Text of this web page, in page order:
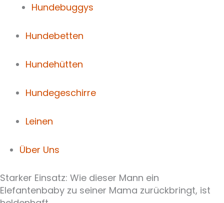
Hundebuggys
Hundebetten
Hundehütten
Hundegeschirre
Leinen
Über Uns
Starker Einsatz: Wie dieser Mann ein
Elefantenbaby zu seiner Mama zurückbringt, ist